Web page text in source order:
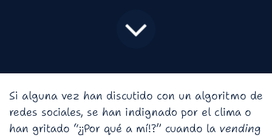
Si alguna vez han discutido con un algoritmo de
redes sociales, se han indignado por el clima o
han gritado “¿¡Por qué a mí!?” cuando la vending